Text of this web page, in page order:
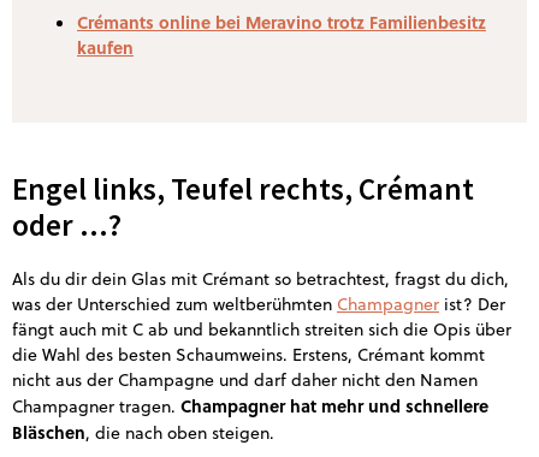
Crémants online bei Meravino trotz Familienbesitz
kaufen
Engel links, Teufel rechts, Crémant
oder ...?
Als du dir dein Glas mit Crémant so betrachtest, fragst du dich,
was der Unterschied zum weltberühmten Champagner ist? Der
fängt auch mit C ab und bekanntlich streiten sich die Opis über
die Wahl des besten Schaumweins. Erstens, Crémant kommt
nicht aus der Champagne und darf daher nicht den Namen
Champagner tragen. Champagner hat mehr und schnellere
Bläschen, die nach oben steigen.